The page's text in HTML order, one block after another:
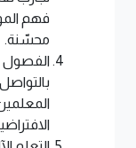
فهم
محسّنة.
الفصول